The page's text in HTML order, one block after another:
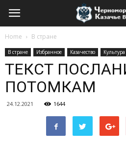
Home В стране
В стране Избранное Казачество Культура
ТЕКСТ
ПОТОМКАМ
24.12.2021 1644